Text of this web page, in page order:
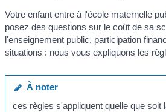
Votre enfant entre à l'école maternelle
posez des questions sur le coût de sa
l'enseignement public, participation
situations : nous vous expliquons les
À noter
ces règles s'appliquent quelle que soit